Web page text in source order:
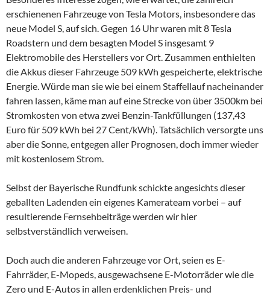
erschienenen Fahrzeuge von Tesla Motors, insbesondere das
neue Model S, auf sich. Gegen 16 Uhr waren mit 8 Tesla
Roadstern und dem besagten Model S insgesamt 9
Elektromobile des Herstellers vor Ort. Zusammen enthielten
die Akkus dieser Fahrzeuge 509 kWh gespeicherte, elektrische
Energie. Würde man sie wie bei einem Staffellauf nacheinander
fahren lassen, käme man auf eine Strecke von über 3500km bei
Stromkosten von etwa zwei Benzin-Tankfüllungen (137,43
Euro für 509 kWh bei 27 Cent/kWh). Tatsächlich versorgte uns
aber die Sonne, entgegen aller Prognosen, doch immer wieder
mit kostenlosem Strom.
Selbst der Bayerische Rundfunk schickte angesichts dieser
geballten Ladenden ein eigenes Kamerateam vorbei – auf
resultierende Fernsehbeiträge werden wir hier
selbstverständlich verweisen.
Doch auch die anderen Fahrzeuge vor Ort, seien es E-
Fahrräder, E-Mopeds, ausgewachsene E-Motorräder wie die
Zero und E-Autos in allen erdenklichen Preis- und